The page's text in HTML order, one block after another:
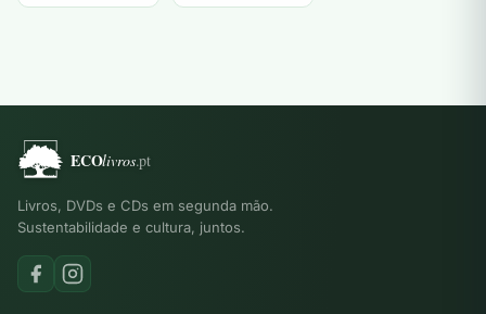
Livros, DVDs e CDs em segunda mão.
Sustentabilidade e cultura, juntos.